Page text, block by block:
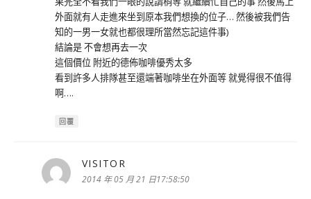
外面就有人走進來坐到原本我們想換的位子… 然後被我們告
知的一男一女就也都很理所當然忘記這件事)
結論是 不會想再去一次
這個價位 附近的德佈咖啡優秀太多
看到許多人排隊甚至還端著咖啡坐在外面等 就覺得很不值得
啊….
回覆
VISITOR
示:
2014 年 05 月 21 日17:58:50